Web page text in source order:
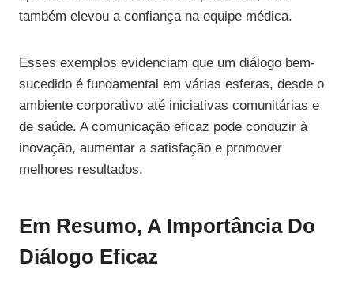
também elevou a confiança na equipe médica.
Esses exemplos evidenciam que um diálogo bem-
sucedido é fundamental em várias esferas, desde o
ambiente corporativo até iniciativas comunitárias e
de saúde. A comunicação eficaz pode conduzir à
inovação, aumentar a satisfação e promover
melhores resultados.
Em Resumo, A Importância Do
Diálogo Eficaz